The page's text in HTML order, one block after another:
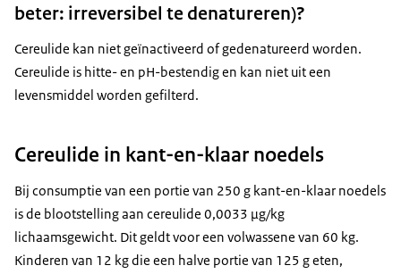
beter: irreversibel te denatureren)?
Cereulide kan niet geïnactiveerd of gedenatureerd worden.
Cereulide is hitte- en pH-bestendig en kan niet uit een
levensmiddel worden gefilterd.
Cereulide in kant-en-klaar noedels
Bij consumptie van een portie van 250 g kant-en-klaar noedels
is de blootstelling aan cereulide 0,0033 µg/kg
lichaamsgewicht. Dit geldt voor een volwassene van 60 kg.
Kinderen van 12 kg die een halve portie van 125 g eten,